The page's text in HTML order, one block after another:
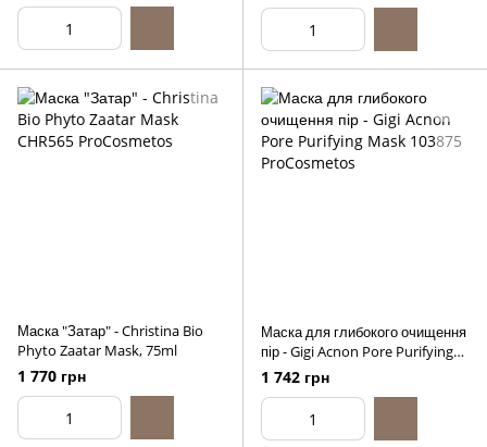
Маска "Затар" - Christina Bio
Phyto Zaatar Mask, 75ml
1 770 грн
Маска для глибокого очищення
пір - Gigi Acnon Pore Purifying
Mask, 50ml
1 742 грн